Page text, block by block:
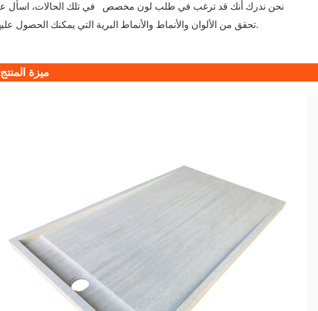
نحن ندرك أنك قد ترغب في طلب لون مخصص
تحقق من الألوان والأنماط والأنماط البرية التي يمكنك الحصول عليها.
ميزة المنتج